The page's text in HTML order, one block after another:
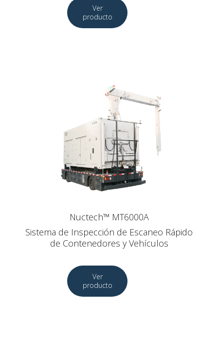
Nuctech™ MT6000A
Sistema de Inspección de Escaneo Rápido
de Contenedores y Vehículos